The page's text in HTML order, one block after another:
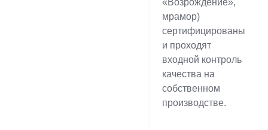
«Возрождение»,
мрамор)
сертифицированы
и проходят
входной контроль
качества на
собственном
производстве.